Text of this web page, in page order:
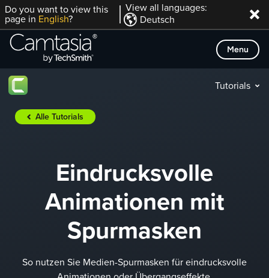
Direkt
zum
Inhalt
Do you want to view this
page in English?
View all languages:
Deutsch
Menu
Tutorials
Alle Tutorials
Eindrucksvolle
Animationen mit
Spurmasken
So nutzen Sie Medien-Spurmasken für eindrucksvolle